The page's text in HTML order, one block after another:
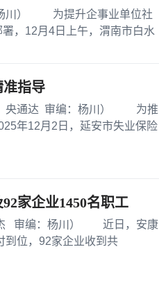
川） 为提升企事业单位社
，12月4日上午，渭南市白水
准指导
央通达 审编：杨川） 为推
年12月2日，延安市失业保险
家企业1450名职工
审编：杨川） 近日，安康
到位，92家企业收到共